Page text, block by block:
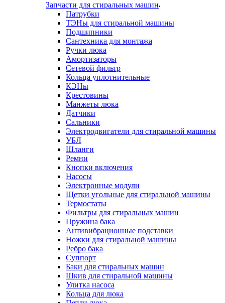
Запчасти для стиральных машин
Патрубки
ТЭНы для стиральной машины
Подшипники
Сантехника для монтажа
Ручки люка
Амортизаторы
Сетевой фильтр
Кольца уплотнительные
КЭНы
Крестовины
Манжеты люка
Датчики
Сальники
Электродвигатели для стиральной машины
УБЛ
Шланги
Ремни
Кнопки включения
Насосы
Электронные модули
Щетки угольные для стиральной машины
Термостаты
Фильтры для стиральных машин
Пружина бака
Антивибрационные подставки
Ножки для стиральной машины
Ребро бака
Суппорт
Баки для стиральных машин
Шкив для стиральной машины
Улитка насоса
Кольца для люка